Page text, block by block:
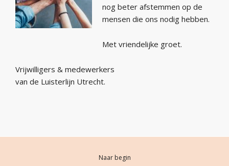
nog beter afstemmen op de
mensen die ons nodig hebben.
Met vriendelijke groet.
Vrijwilligers & medewerkers
van de Luisterlijn Utrecht.
Naar begin